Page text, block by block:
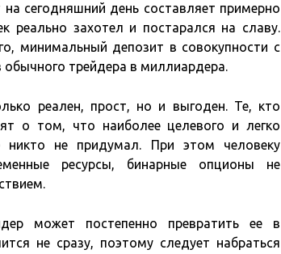
на сегодняшний день составляет примерно
захотел и постарался на славу.
минимальный депозит в совокупности с
трейдера в миллиардера.
реален, прост, но и выгоден. Те, кто
о том, что наиболее целевого и легко
никто не придумал. При этом человеку
ресурсы, бинарные опционы не
может постепенно превратить ее в
не сразу, поэтому следует набраться